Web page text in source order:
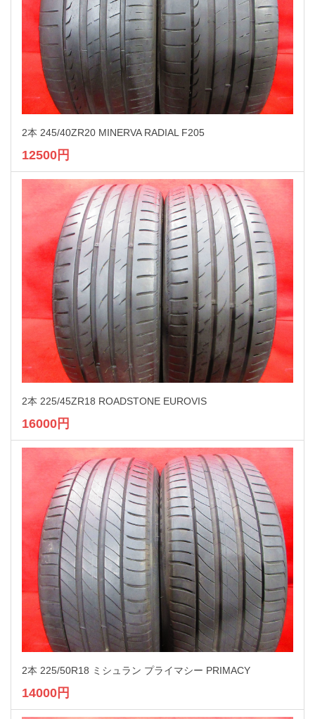
2本 245/40ZR20 MINERVA RADIAL F205
12500円
2本 225/45ZR18 ROADSTONE EUROVIS
16000円
2本 225/50R18 ミシュラン プライマシー PRIMACY
14000円